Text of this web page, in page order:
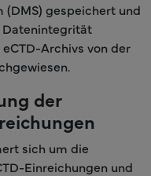
gespeichert und
Datenintegrität
Archivs von der
der
sich um die
Einreichungen und